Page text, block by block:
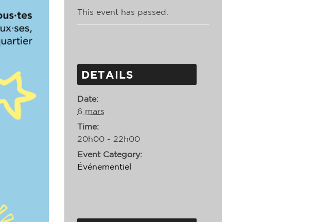
This event has passed.
DETAILS
Date:
6 mars
Time:
20h00 - 22h00
Event Category:
Événementiel